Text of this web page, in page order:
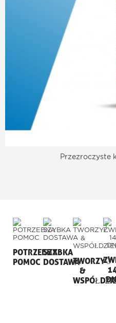
Przezroczyste
POTRZEBNA
POMOC
SZYBKA
DOSTAWATWORZYĆ
&